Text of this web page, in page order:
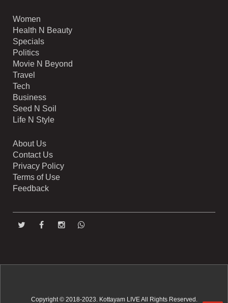
Women
Health N Beauty
Specials
Politics
Movie N Beyond
Travel
Tech
Business
Seed N Soil
Life N Style
About Us
Contact Us
Privacy Policy
Terms of Use
Feedback
Copyright © 2018-2023. Kottayam LIVE All Rights Reserved.